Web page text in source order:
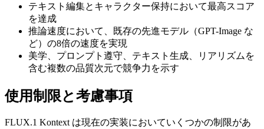
テキスト編集とキャラクター保持において最高スコア
を達成
推論速度において、既存の先進モデル（GPT-Image な
ど）の8倍の速度を実現
美学、プロンプト遵守、テキスト生成、リアリズムを
含む複数の品質次元で競争力を示す
使用制限と考慮事項
FLUX.1 Kontext は現在の実装においていくつかの制限があ